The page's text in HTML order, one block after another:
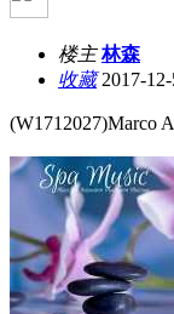
楼主 林森
收藏2017-12-
(W1712027)Marco